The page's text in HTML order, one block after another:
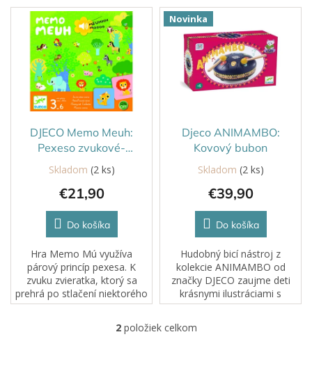
V
DJECO Memo Meuh:
Pexeso zvukové-
zvieratká
Skladom (2 ks)
€21,90
Do košíka
Hra Memo Mú využíva
párový princíp pexesa. K
zvuku zvieratka, ktorý sa
prehrá po stlačení niektorého
žltého tlačidla na hracej
zvieratka, ktorému zvuk patrí.
Novinka
Djeco ANIMAMBO:
Kovový bubon
Skladom (2 ks)
€39,90
Do košíka
Hudobný bicí nástroj z
kolekcie ANIMAMBO od
značky DJECO zaujme deti
krásnymi ilustráciami s
indiánskou tematikou a
zvukom. Nástroj má 8
O
2položiek celkom